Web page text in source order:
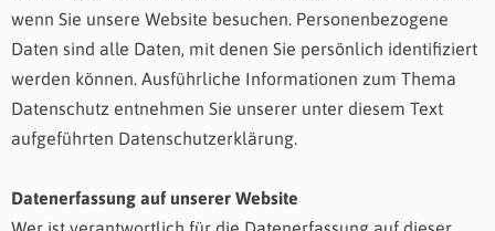
wenn Sie unsere Website besuchen. Personenbezogene
Daten sind alle Daten, mit denen Sie persönlich identifiziert
werden können. Ausführliche Informationen zum Thema
Datenschutz entnehmen Sie unserer unter diesem Text
aufgeführten Datenschutzerklärung.
Datenerfassung auf unserer Website